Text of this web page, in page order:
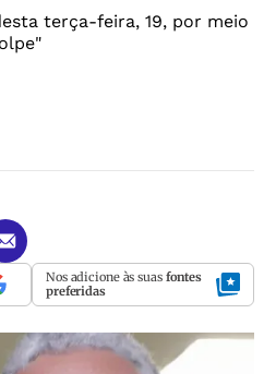
terça-feira, 19, por meio
Nos adicione às suas fontes
preferidas